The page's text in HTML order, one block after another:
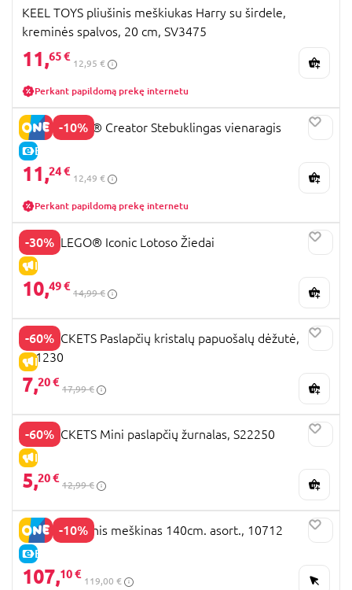
KEEL TOYS pliušinis meškiukas Harry su širdele,
kreminės spalvos, 20 cm, SV3475
11,65 €
12,95 €
Perkant papildomą prekę internetu
-10%
E-KAINA
31140 LEGO® Creator Stebuklingas vienaragis
11,24 €
12,49 €
Perkant papildomą prekę internetu
-30%
IŠPARDAVIMAS
40647 LEGO® Iconic Lotoso Žiedai
10,49 €
14,99 €
-60%
IŠPARDAVIMAS
FUNLOCKETS Paslapčių kristalų papuošalų dėžutė,
S21230
7,20 €
17,99 €
-60%
IŠPARDAVIMAS
FUNLOCKETS Mini paslapčių žurnalas, S22250
5,20 €
12,99 €
-10%
E-KAINA
LLOPIS pliušinis meškinas 140cm. asort., 10712
107,10 €
119,00 €